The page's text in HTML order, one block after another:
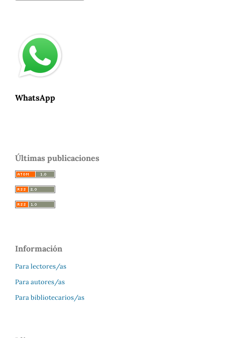
WhatsApp
Últimas publicaciones
Información
Para lectores/as
Para autores/as
Para bibliotecarios/as